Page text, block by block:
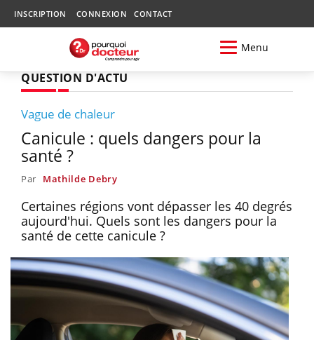
INSCRIPTION CONNEXION CONTACT
Menu
QUESTION D'ACTU
Vague de chaleur
Canicule : quels dangers pour la
santé ?
Par Mathilde Debry
Certaines régions vont dépasser les 40 degrés
aujourd'hui. Quels sont les dangers pour la
santé de cette canicule ?